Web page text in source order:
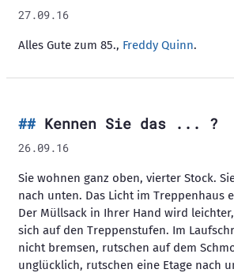
27.09.16
Alles Gute zum 85., Freddy Quinn.
Kennen Sie das ... ?
26.09.16
Sie wohnen ganz oben, vierter Stock.
nach unten. Das Licht im Treppenhaus
Der Müllsack in Ihrer Hand wird
sich auf den Treppenstufen. Im
nicht bremsen, rutschen auf dem
unglücklich, rutschen eine Etage nach